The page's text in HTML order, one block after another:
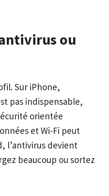
ou
Sur iPhone,
pas indispensable,
orientée
et Wi-Fi peut
l’antivirus devient
beaucoup ou sortez